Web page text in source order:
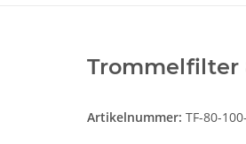
Trommelfilter
Artikelnummer: TF-80-